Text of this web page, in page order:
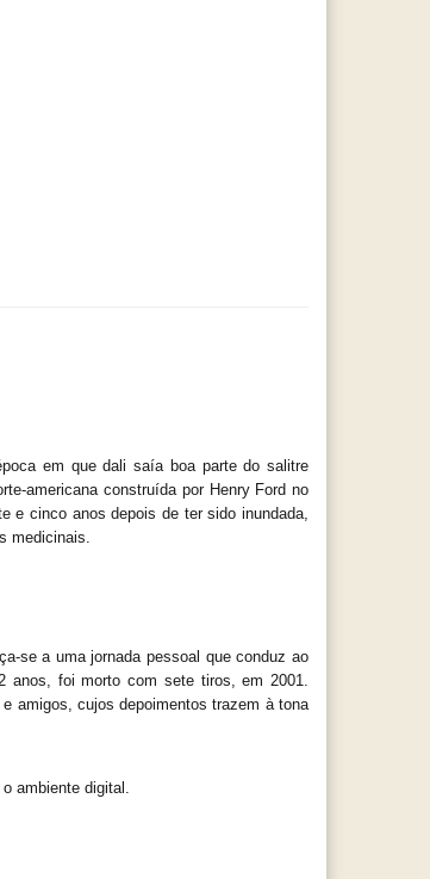
em que dali saía boa parte do salitre
americana construída por Henry Ford no
e cinco anos depois de ter sido inundada,
medicinais.
se a uma jornada pessoal que conduz ao
anos, foi morto com sete tiros, em 2001.
amigos, cujos depoimentos trazem à tona
ambiente digital.